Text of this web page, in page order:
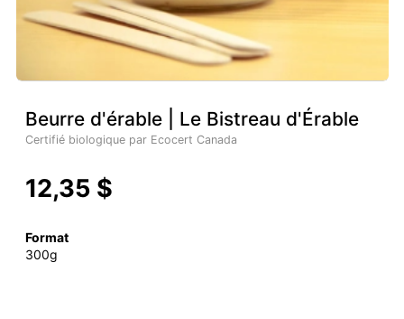
Beurre d'érable | Le Bistreau d'Érable
Certifié biologique par Ecocert Canada
12,35 $
Format
300g